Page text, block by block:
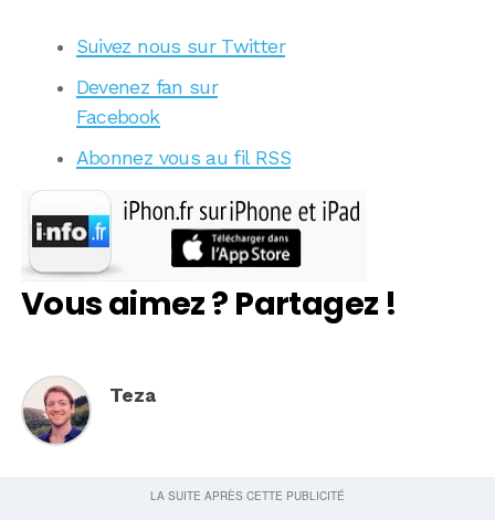
Suivez nous sur Twitter
Devenez fan sur
Facebook
Abonnez vous au fil RSS
Vous aimez ? Partagez !
Teza